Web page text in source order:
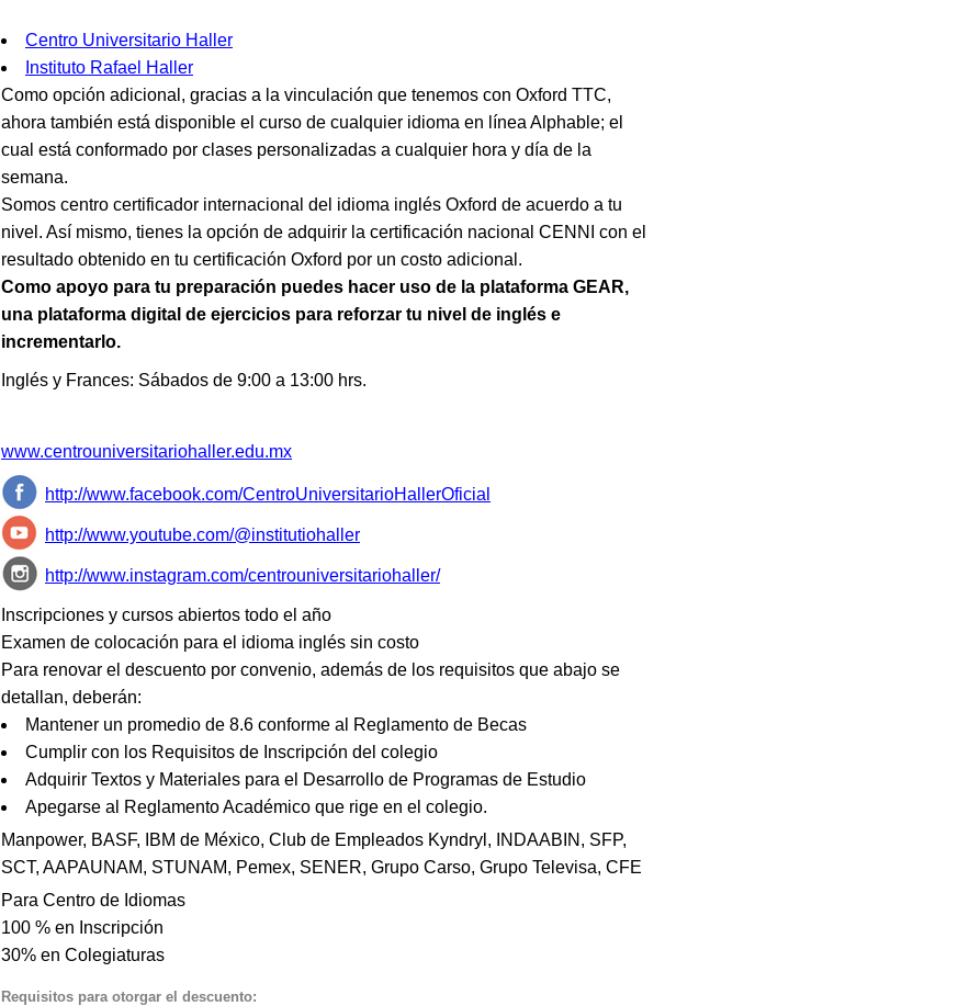
Centro Universitario Haller
Instituto Rafael Haller
Como opción adicional, gracias a la vinculación que tenemos con Oxford TTC,
ahora también está disponible el curso de cualquier idioma en línea Alphable; el
cual está conformado por clases personalizadas a cualquier hora y día de la
semana.
Somos centro certificador internacional del idioma inglés Oxford de acuerdo a tu
nivel. Así mismo, tienes la opción de adquirir la certificación nacional CENNI con el
resultado obtenido en tu certificación Oxford por un costo adicional.
Como apoyo para tu preparación puedes hacer uso de la plataforma GEAR,
una plataforma digital de ejercicios para reforzar tu nivel de inglés e
incrementarlo.
Inglés y Frances: Sábados de 9:00 a 13:00 hrs.
www.centrouniversitariohaller.edu.mx
http://www.facebook.com/CentroUniversitarioHallerOficial
http://www.youtube.com/@institutiohaller
http://www.instagram.com/centrouniversitariohaller/
Inscripciones y cursos abiertos todo el año
Examen de colocación para el idioma inglés sin costo
Para renovar el descuento por convenio, además de los requisitos que abajo se
detallan, deberán:
Mantener un promedio de 8.6 conforme al Reglamento de Becas
Cumplir con los Requisitos de Inscripción del colegio
Adquirir Textos y Materiales para el Desarrollo de Programas de Estudio
Apegarse al Reglamento Académico que rige en el colegio.
Manpower, BASF, IBM de México, Club de Empleados Kyndryl, INDAABIN, SFP,
SCT, AAPAUNAM, STUNAM, Pemex, SENER, Grupo Carso, Grupo Televisa, CFE
Para Centro de Idiomas
100 % en Inscripción
30% en Colegiaturas
Requisitos para otorgar el descuento: